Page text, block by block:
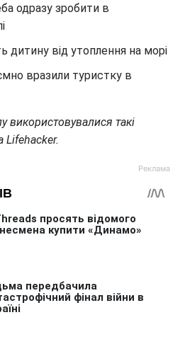
одразу зробити в
дитину від утоплення на морі
вразили туристку в
використовувалися такі
Lifehacker.